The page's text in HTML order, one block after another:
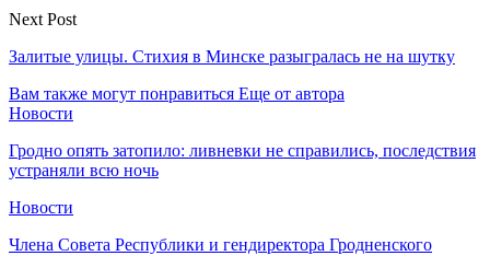
Next Post
Залитые улицы. Стихия в Минске разыгралась не на шутку
Вам также могут понравиться Еще от автора
Новости
Гродно опять затопило: ливневки не справились, последствия
устраняли всю ночь
Новости
Члена Совета Республики и гендиректора Гродненского